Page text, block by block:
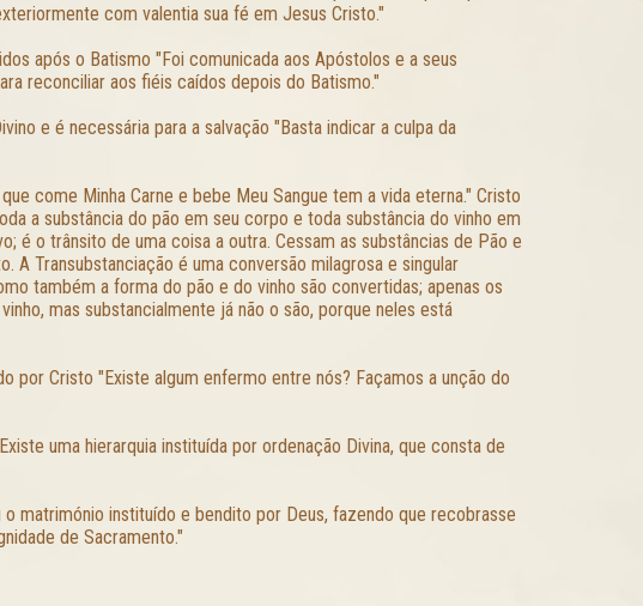
com valentia sua fé em Jesus Cristo."
após o Batismo "Foi comunicada aos Apóstolos e a seus
reconciliar aos fiéis caídos depois do Batismo."
e é necessária para a salvação "Basta indicar a culpa da
come Minha Carne e bebe Meu Sangue tem a vida eterna." Cristo
a substância do pão em seu corpo e toda substância do vinho em
é o trânsito de uma coisa a outra. Cessam as substâncias de Pão e
A Transubstanciação é uma conversão milagrosa e singular
também a forma do pão e do vinho são convertidas; apenas os
mas substancialmente já não o são, porque neles está
Cristo "Existe algum enfermo entre nós? Façamos a unção do
uma hierarquia instituída por ordenação Divina, que consta de
matrimónio instituído e bendito por Deus, fazendo que recobrasse
de Sacramento."